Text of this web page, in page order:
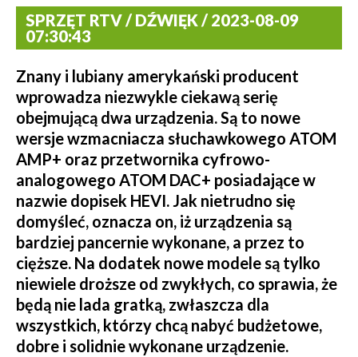
SPRZĘT RTV / DŹWIĘK / 2023-08-09
07:30:43
Znany i lubiany amerykański producent
wprowadza niezwykle ciekawą serię
obejmującą dwa urządzenia. Są to nowe
wersje wzmacniacza słuchawkowego ATOM
AMP+ oraz przetwornika cyfrowo-
analogowego ATOM DAC+ posiadające w
nazwie dopisek HEVI. Jak nietrudno się
domyśleć, oznacza on, iż urządzenia są
bardziej pancernie wykonane, a przez to
cięższe. Na dodatek nowe modele są tylko
niewiele droższe od zwykłych, co sprawia, że
będą nie lada gratką, zwłaszcza dla
wszystkich, którzy chcą nabyć budżetowe,
dobre i solidnie wykonane urządzenie.